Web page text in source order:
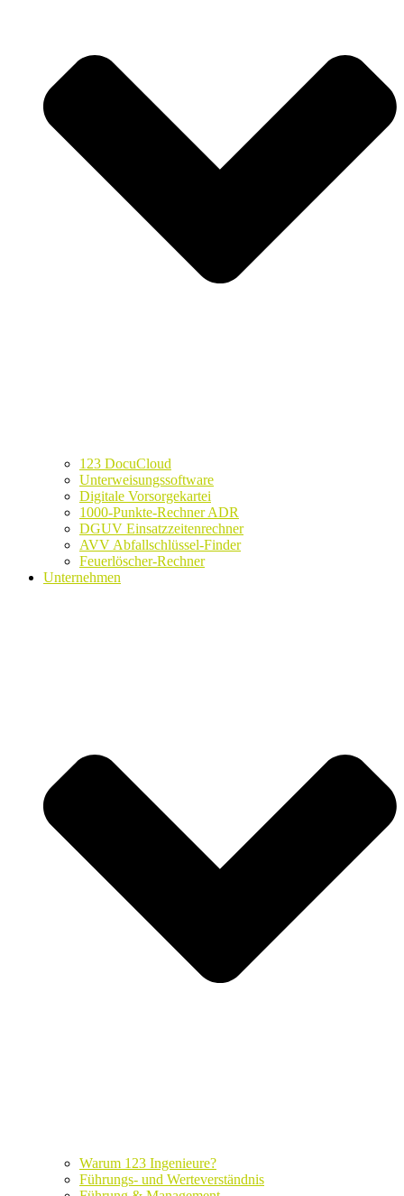
123 DocuCloud
Unterweisungssoftware
Digitale Vorsorgekartei
1000-Punkte-Rechner ADR
DGUV Einsatzzeitenrechner
AVV Abfallschlüssel-Finder
Feuerlöscher-Rechner
Unternehmen
Warum 123 Ingenieure?
Führungs- und Werteverständnis